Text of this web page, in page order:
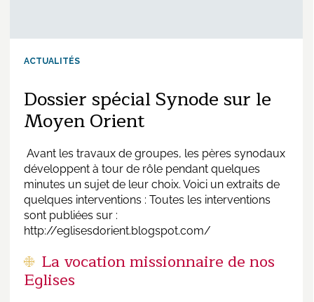
ACTUALITÉS
Dossier spécial Synode sur le
Moyen Orient
Avant les travaux de groupes, les pères synodaux
développent à tour de rôle pendant quelques
minutes un sujet de leur choix. Voici un extraits de
quelques interventions : Toutes les interventions
sont publiées sur :
http://eglisesdorient.blogspot.com/
La vocation missionnaire de nos
Eglises